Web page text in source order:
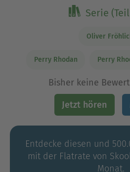
Serie
Oliver
Perry Rhodan Perry
Bisher keine
Jetzt hören
Entdecke diesen und
mit der Flatrate von
Monat.